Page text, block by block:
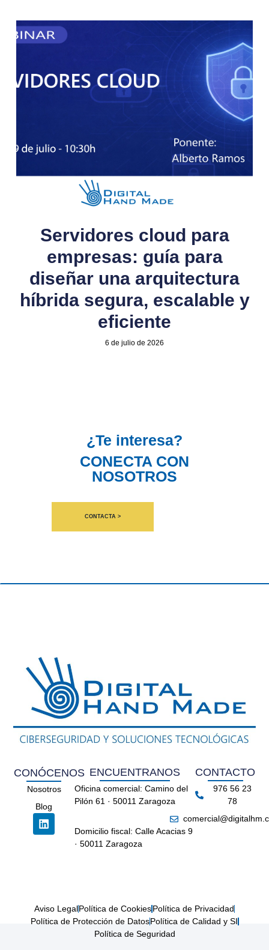
Servidores cloud para
empresas: guía para
diseñar una arquitectura
híbrida segura, escalable y
eficiente
6 de julio de 2026
¿Te interesa?
CONECTA CON
NOSOTROS
CONTACTA >
CONÓCENOS
Nosotros
Blog
ENCUENTRANOS
Oficina comercial: Camino del
Pilón 61 · 50011 Zaragoza
Domicilio fiscal: Calle Acacias 9
· 50011 Zaragoza
CONTACTO
976 56 23
78
Aviso LegalPolítica de CookiesPolítica de Privacidad
Política de Protección de DatosPolítica de Calidad y SI
Política de Seguridad